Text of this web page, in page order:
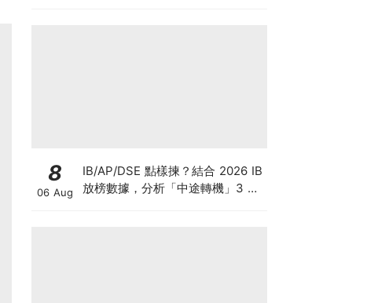
8
06 Aug
IB/AP/DSE 點樣揀？結合 2026 IB
放榜數據，分析「中途轉機」3 大